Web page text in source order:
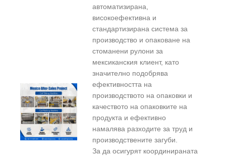
автоматизирана,
високоефективна и
стандартизирана система за
производство и опаковане на
стоманени рулони за
мексиканския клиент, като
значително подобрява
ефективността на
производството на опаковки и
качеството на опаковките на
продукта и ефективно
намалява разходите за труд и
производствените загуби.
За да осигурят координираната